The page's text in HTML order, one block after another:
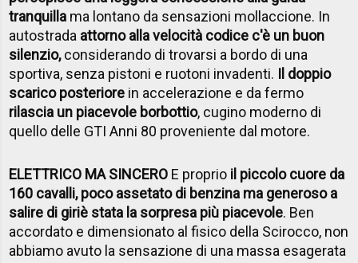
tranquilla ma lontano da sensazioni mollaccione. In
autostrada attorno alla velocità codice c'è un buon
silenzio,considerando di trovarsi a bordo di una
sportiva, senza pistoni e ruotoni invadenti. Il doppio
scarico posteriore in accelerazione e da fermo
rilascia un piacevole borbottio, cugino moderno di
quello delle GTI Anni 80 proveniente dal motore.
ELETTRICO MA SINCERO E proprio il piccolo cuore da
160 cavalli, poco assetato di benzina ma generoso a
salire di giriè stata la sorpresa più piacevole. Ben
accordato e dimensionato al fisico della Scirocco, non
abbiamo avuto la sensazione di una massa esagerata